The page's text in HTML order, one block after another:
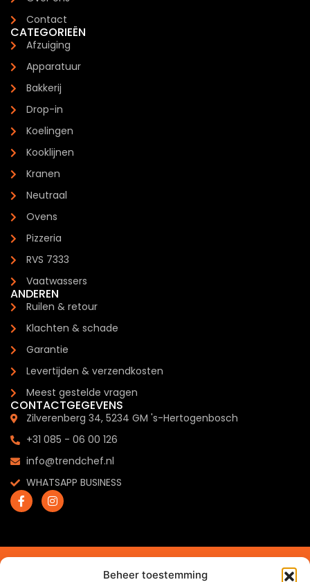
Beheer toestemming
Contact
CATEGORIEËN
Afzuiging
Apparatuur
Bakkerij
Drop-in
Koelingen
Kooklijnen
Kranen
Neutraal
Ovens
Pizzeria
RVS 7333
Vaatwassers
ANDEREN
Ruilen & retour
Klachten & schade
Garantie
Levertijden & verzendkosten
Meest gestelde vragen
CONTACTGEGEVENS
Zilverenberg 34, 5234 GM 's-Hertogenbosch
+31 085 - 06 00 126
info@trendchef.nl
WHATSAPP BUSINESS